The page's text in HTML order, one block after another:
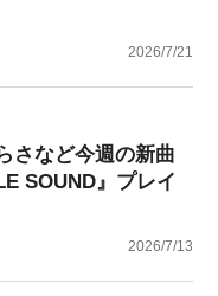
2026/7/21
さなど今週の新曲
SOUND』プレイ
2026/7/13